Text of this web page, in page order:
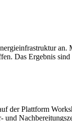
Das Ergebnis
Plattform